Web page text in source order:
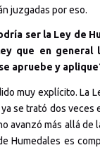
juzgadas por eso.
ser la Ley de
que en general
apruebe y
muy explícito. La
se trató dos veces
avanzó más allá de
Humedales es